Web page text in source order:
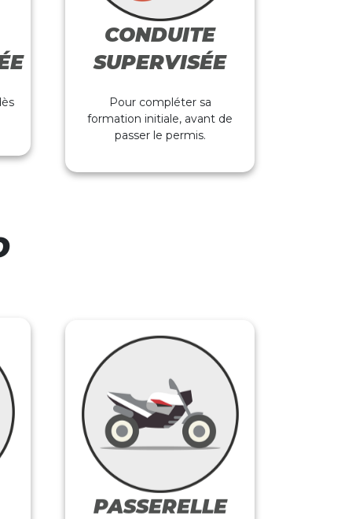
CONDUITE
SUPERVISÉE
Pour compléter sa
formation initiale, avant de
passer le permis.
PASSERELLE